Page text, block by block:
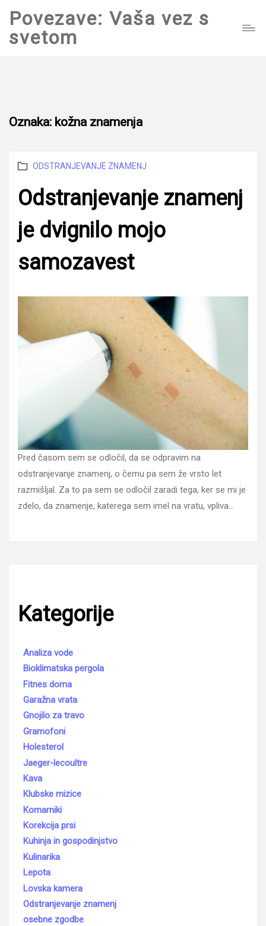
Povezave: Vaša vez s
svetom
Oznaka: kožna znamenja
Categories
ODSTRANJEVANJE ZNAMENJ
Odstranjevanje znamenj
je dvignilo mojo
samozavest
Pred časom sem se odločil, da se odpravim na
odstranjevanje znamenj, o čemu pa sem že vrsto let
razmišljal. Za to pa sem se odločil zaradi tega, ker se mi je
zdelo, da znamenje, katerega sem imel na vratu, vpliva…
Kategorije
Analiza vode
Bioklimatska pergola
Fitnes doma
Garažna vrata
Gnojilo za travo
Gramofoni
Holesterol
Jaeger-lecoultre
Kava
Klubske mizice
Komarniki
Korekcija prsi
Kuhinja in gospodinjstvo
Kulinarika
Lepota
Lovska kamera
Odstranjevanje znamenj
osebne zgodbe